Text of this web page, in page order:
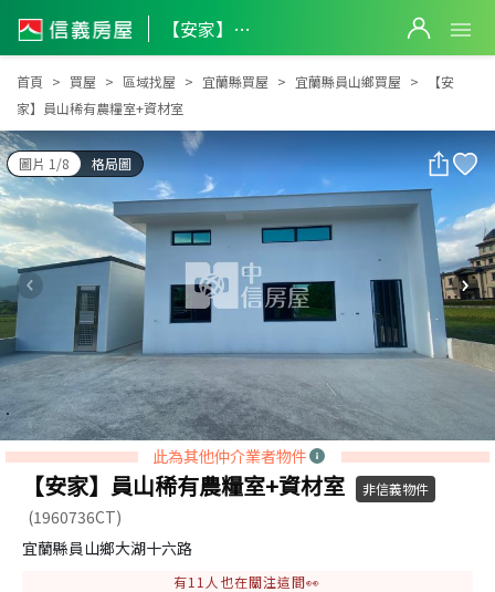
【安家】員山稀有農糧室+資材室
【安家】員山稀有農糧室+資材室
首頁 買屋 區域找屋 宜蘭縣買屋 宜蘭縣員山鄉買屋
【安
家】員山稀有農糧室+資材室
圖片 1/8 格局圖
此為其他仲介業者物件
【安家】員山稀有農糧室+資材室 非信義物件
(1960736CT)
宜蘭縣員山鄉大湖十六路
有11 人也在關注這間👀